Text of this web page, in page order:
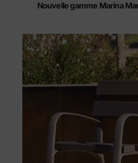
Nouvelle gamme Marina